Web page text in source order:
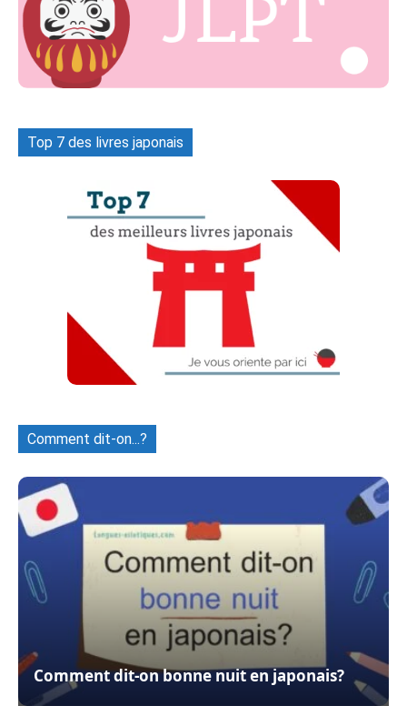
Top 7 des livres japonais
Comment dit-on...?
Comment dit-on bonne nuit en japonais?